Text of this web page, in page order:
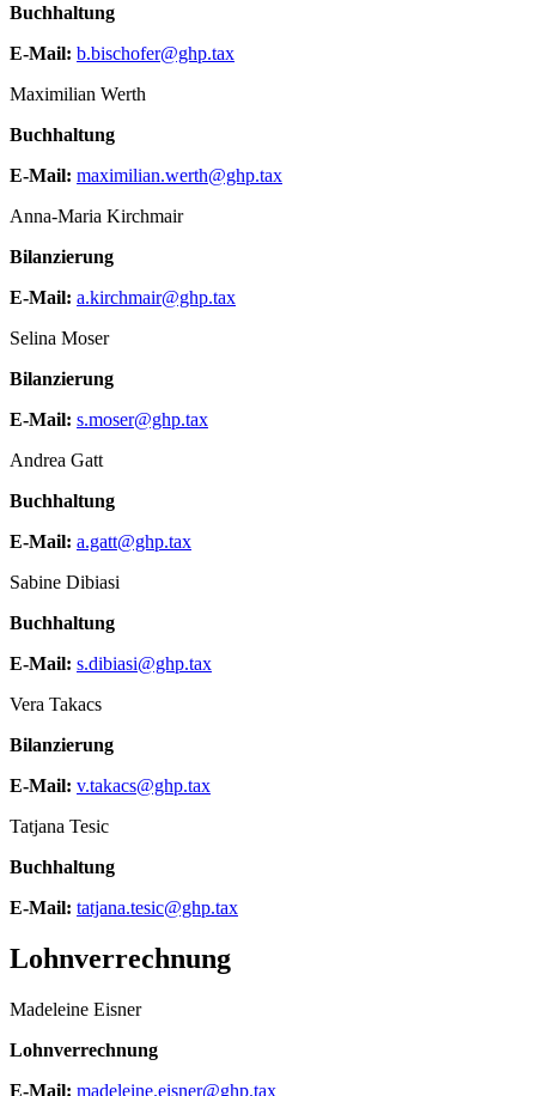
Buchhaltung
E-Mail: b.bischofer@ghp.tax
Maximilian Werth
Buchhaltung
E-Mail: maximilian.werth@ghp.tax
Anna-Maria Kirchmair
Bilanzierung
E-Mail: a.kirchmair@ghp.tax
Selina Moser
Bilanzierung
E-Mail: s.moser@ghp.tax
Andrea Gatt
Buchhaltung
E-Mail: a.gatt@ghp.tax
Sabine Dibiasi
Buchhaltung
E-Mail: s.dibiasi@ghp.tax
Vera Takacs
Bilanzierung
E-Mail: v.takacs@ghp.tax
Tatjana Tesic
Buchhaltung
E-Mail: tatjana.tesic@ghp.tax
Lohnverrechnung
Madeleine Eisner
Lohnverrechnung
E-Mail: madeleine.eisner@ghp.tax